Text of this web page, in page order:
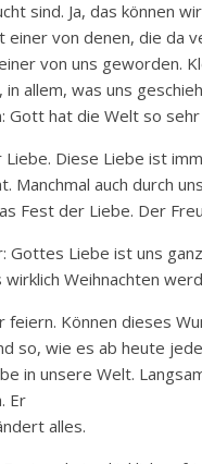
sind. Ja, das können
von denen, die da
von uns geworden.
allem, was uns
Gott hat die Welt so
Diese Liebe ist
Manchmal auch durch
Fest der Liebe. Der
Gottes Liebe ist uns
Weihnachten
Können dieses
so, wie es ab heute
in unsere Welt.
Er
alles.